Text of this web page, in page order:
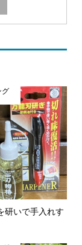
グ
研いで手入れす